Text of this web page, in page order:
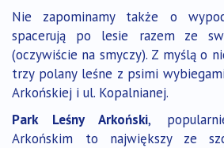
Nie zapominamy także o
spacerują po lesie razem ze
(oczywiście na smyczy). Z myślą o
trzy polany leśne z psimi
Arkońskiej i ul. Kopalnianej.
Park Leśny Arkoński,
Arkońskim to największy ze